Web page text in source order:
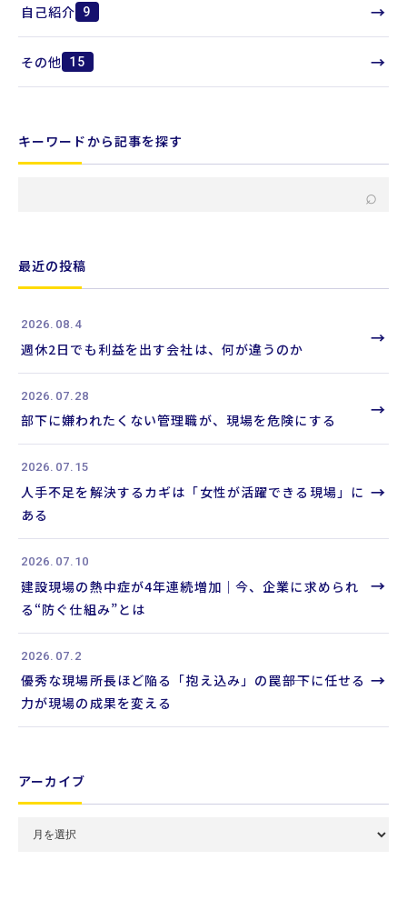
自己紹介 9 →
その他 15 →
キーワードから記事を探す
ー
ド
ら
記
事
を
検
索
⌕
最近の投稿
2026.08.4
週休2日でも利益を出す会社は、何が違うのか
→
2026.07.28
部下に嫌われたくない管理職が、現場を危険にする
→
2026.07.15
人手不足を解決するカギは「女性が活躍できる現場」に
ある
→
2026.07.10
建設現場の熱中症が4年連続増加｜今、企業に求められ
る“防ぐ仕組み”とは
→
2026.07.2
優秀な現場所長ほど陥る「抱え込み」の罠――部下に任せる
力が現場の成果を変える
→
アーカイブ